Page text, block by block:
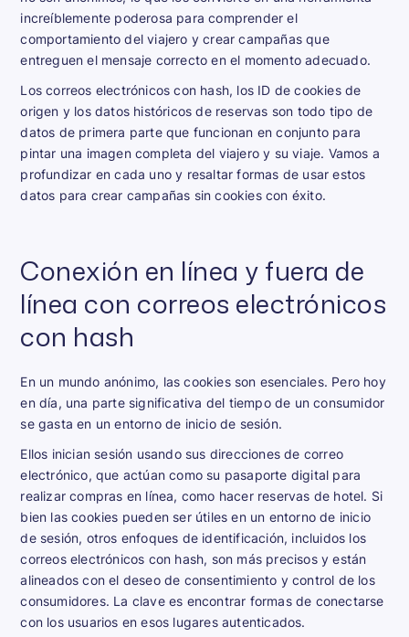
increíblemente poderosa para comprender el
comportamiento del viajero y crear campañas que
entreguen el mensaje correcto en el momento adecuado.
Los correos electrónicos con hash, los ID de cookies de
origen y los datos históricos de reservas son todo tipo de
datos de primera parte que funcionan en conjunto para
pintar una imagen completa del viajero y su viaje. Vamos a
profundizar en cada uno y resaltar formas de usar estos
datos para crear campañas sin cookies con éxito.
Conexión en línea y fuera de
línea con correos electrónicos
con hash
En un mundo anónimo, las cookies son esenciales. Pero hoy
en día, una parte significativa del tiempo de un consumidor
se gasta en un entorno de inicio de sesión.
Ellos inician sesión usando sus direcciones de correo
electrónico, que actúan como su pasaporte digital para
realizar compras en línea, como hacer reservas de hotel. Si
bien las cookies pueden ser útiles en un entorno de inicio
de sesión, otros enfoques de identificación, incluidos los
correos electrónicos con hash, son más precisos y están
alineados con el deseo de consentimiento y control de los
consumidores. La clave es encontrar formas de conectarse
con los usuarios en esos lugares autenticados.